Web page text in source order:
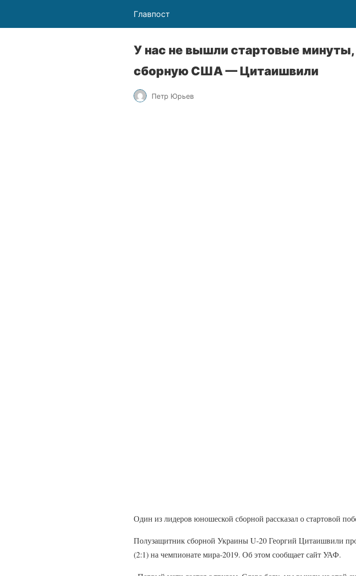
Главпост
У нас не вышли стартовые
сборную США — Цитаишвили
Петр Юрьев
Один из лидеров юношеской сборной рассказал о стартовой
Полузащитник сборной Украины U-20 Георгий Цитаишвили
(2:1) на чемпионате мира-2019. Об этом сообщает сайт УАФ.